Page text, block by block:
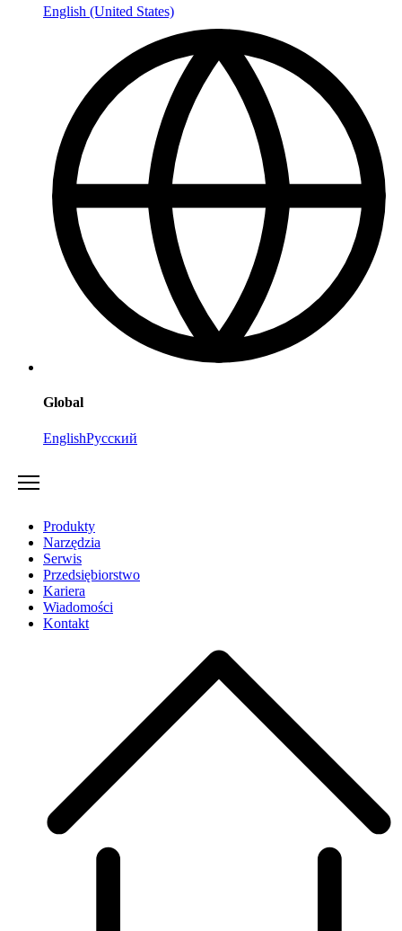
English (United States)
Global
EnglishРусский
Produkty
Narzędzia
Serwis
Przedsiębiorstwo
Kariera
Wiadomości
Kontakt